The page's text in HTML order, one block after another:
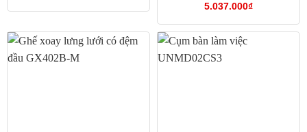
từ
1.679.000₫
5.037.000₫